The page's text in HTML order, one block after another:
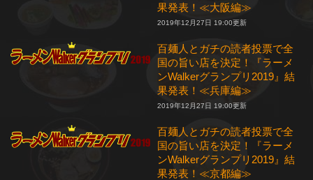
果発表！≪大阪編≫
2019年12月27日 19:00更新
百麺人とガチの読者投票で全
国の旨い店を決定！『ラーメ
ンWalkerグランプリ2019』結
果発表！≪兵庫編≫
2019年12月27日 19:00更新
百麺人とガチの読者投票で全
国の旨い店を決定！『ラーメ
ンWalkerグランプリ2019』結
果発表！≪京都編≫